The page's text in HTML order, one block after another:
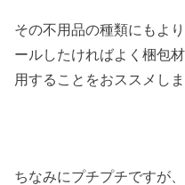
その不用品の種類にもよ
ールしたければよく梱包
用することをおススメしま
ちなみにプチプチですが